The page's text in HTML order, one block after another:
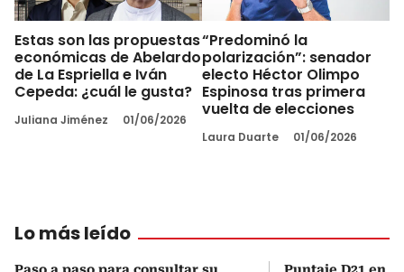
Estas son las propuestas
económicas de Abelardo
de La Espriella e Iván
Cepeda: ¿cuál le gusta?
Juliana Jiménez 01/06/2026
“Predominó la
polarización”: senador
electo Héctor Olimpo
Espinosa tras primera
vuelta de elecciones
Laura Duarte 01/06/2026
Lo más leído